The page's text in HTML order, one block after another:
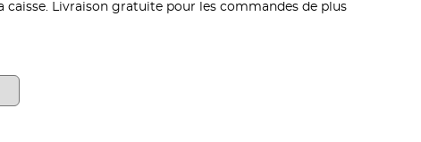
caisse. Livraison gratuite pour les commandes de plus